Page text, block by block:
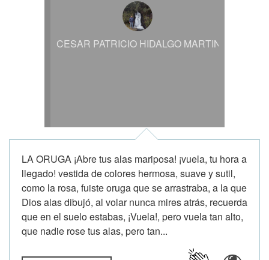
CESAR PATRICIO HIDALGO MARTINEZ
LA ORUGA ¡Abre tus alas mariposa! ¡vuela, tu hora a
llegado! vestida de colores hermosa, suave y sutil,
como la rosa, fuiste oruga que se arrastraba, a la que
Dios alas dibujó, al volar nunca mires atrás, recuerda
que en el suelo estabas, ¡Vuela!, pero vuela tan alto,
que nadie rose tus alas, pero tan...